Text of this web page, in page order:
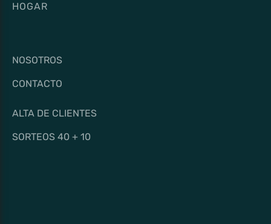
HOGAR
NOSOTROS
CONTACTO
ALTA DE CLIENTES
SORTEOS 40 + 10